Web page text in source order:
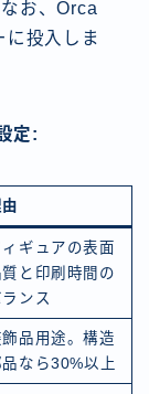
お、Orca
投入しま
定:
ィギュアの表面
質と印刷時間の
ランス
飾品用途。構造
品なら30%以上